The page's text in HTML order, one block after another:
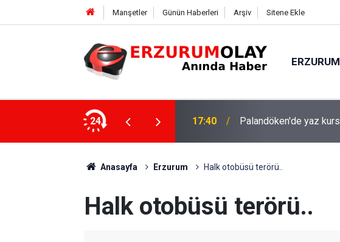
Manşetler Günün Haberleri Arşiv Sitene Ekle
ERZURUM
24 17:37 TÜBİTAK desteği aldı
Anasayfa Erzurum Halk otobüsü terörü..
Halk otobüsü terörü..